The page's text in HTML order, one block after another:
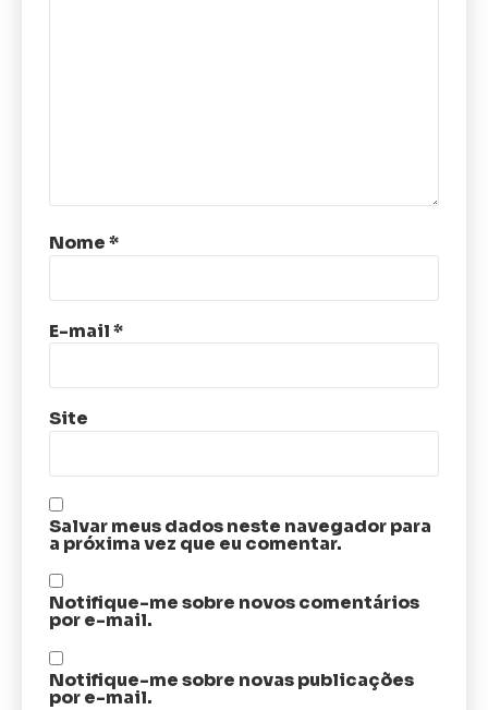
Nome*
E-mail*
Site
Salvar meus dados neste navegador para
a próxima vez que eu comentar.
Notifique-me sobre novos comentários
por e-mail.
Notifique-me sobre novas publicações
por e-mail.